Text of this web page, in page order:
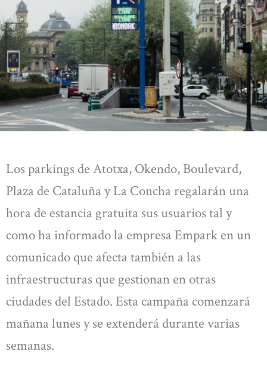
Los parkings de Atotxa, Okendo, Boulevard,
Plaza de Cataluña y La Concha regalarán una
hora de estancia gratuita sus usuarios tal y
como ha informado la empresa Empark en un
comunicado que afecta también a las
infraestructuras que gestionan en otras
ciudades del Estado. Esta campaña comenzará
mañana lunes y se extenderá durante varias
semanas.